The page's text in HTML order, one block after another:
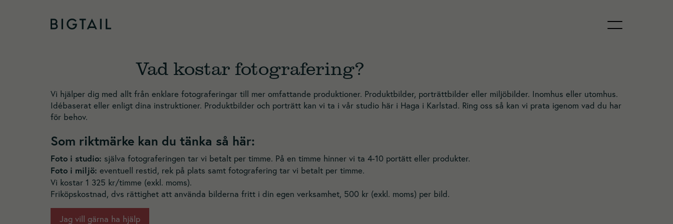
Vad kostar fotografering?
Vi hjälper dig med allt från enklare fotograferingar till mer omfattande produktioner. Produktbilder, porträttbilder eller miljöbilder. Inomhus eller utomhus.
Idébaserat eller enligt dina instruktioner. Produktbilder och porträtt kan vi ta i vår studio här i Haga i Karlstad. Ring oss så kan vi prata igenom vad du har
för behov.
Som riktmärke kan du tänka så här:
Foto i studio: själva fotograferingen tar vi betalt per timme. På en timme hinner vi ta 4-10 portätt eller produkter.
Foto i miljö: eventuell restid, rek på plats samt fotografering tar vi betalt per timme.
Vi kostar 1 325 kr/timme (exkl. moms).
Friköpskostnad, dvs rättighet att använda bilderna fritt i din egen verksamhet, 500 kr (exkl. moms) per bild.
Jag vill gärna ha hjälp